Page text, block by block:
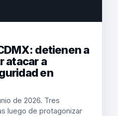
detienen a
atacar a
en
de 2026. Tres
luego de protagonizar